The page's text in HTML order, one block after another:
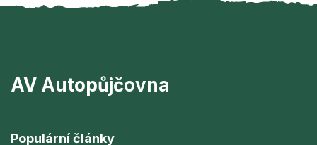
AV Autopůjčovna
Populární články